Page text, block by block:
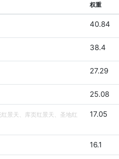
权重
40.84
38.4
27.29
25.08
景天、库页红景天、圣地红
17.05
16.1